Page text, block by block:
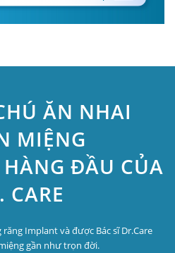
ĂN NHAI
MIỆNG
ĐẦU CỦA
CARE
Implant và được Bác sĩ Dr.Care
gần như trọn đời.